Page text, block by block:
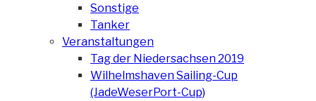
Sonstige
Tanker
Veranstaltungen
Tag der Niedersachsen 2019
Wilhelmshaven Sailing-Cup
(JadeWeserPort-Cup)